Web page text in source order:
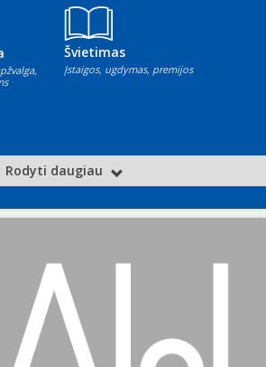
Švietimas
Įstaigos, ugdymas, premijos
Rodyti daugiau